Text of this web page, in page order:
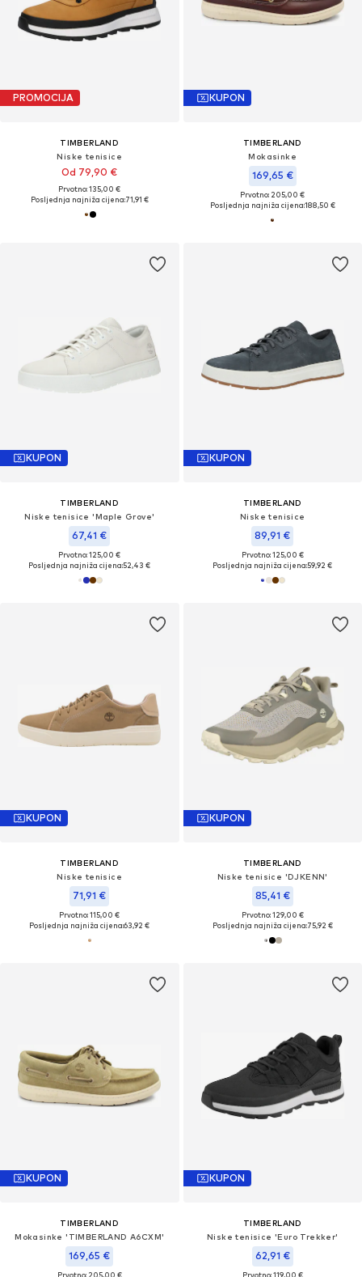
PROMOCIJA
TIMBERLAND
Niske tenisice
Od 79,90 €
Prvotno: 135,00 €
Posljednja najniža cijena:71,91 €
KUPON
TIMBERLAND
Mokasinke
169,65 €
Prvotno: 205,00 €
Posljednja najniža cijena:188,50 €
KUPON
TIMBERLAND
Niske tenisice 'Maple Grove'
67,41 €
Prvotno: 125,00 €
Posljednja najniža cijena:52,43 €
KUPON
TIMBERLAND
Niske tenisice
89,91 €
Prvotno: 125,00 €
Posljednja najniža cijena:59,92 €
KUPON
TIMBERLAND
Niske tenisice
71,91 €
Prvotno: 115,00 €
Posljednja najniža cijena:63,92 €
KUPON
TIMBERLAND
Niske tenisice 'DJKENN'
85,41 €
Prvotno: 129,00 €
Posljednja najniža cijena:75,92 €
KUPON
TIMBERLAND
Mokasinke 'TIMBERLAND A6CXM'
169,65 €
Prvotno: 205,00 €
KUPON
TIMBERLAND
Niske tenisice 'Euro Trekker'
62,91 €
Prvotno: 119,00 €